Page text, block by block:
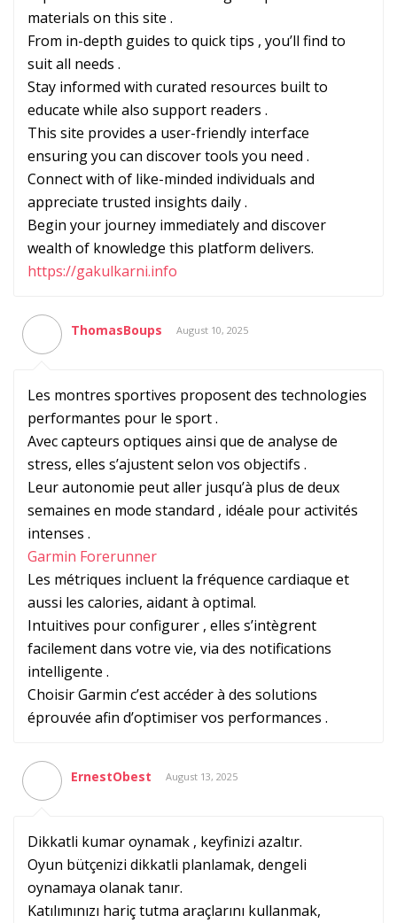
materials on this site .
From in-depth guides to quick tips , you’ll find to
suit all needs .
Stay informed with curated resources built to
educate while also support readers .
This site provides a user-friendly interface
ensuring you can discover tools you need .
Connect with of like-minded individuals and
appreciate trusted insights daily .
Begin your journey immediately and discover
wealth of knowledge this platform delivers.
https://gakulkarni.info
ThomasBoups August 10, 2025
Les montres sportives proposent des technologies
performantes pour le sport .
Avec capteurs optiques ainsi que de analyse de
stress, elles s’ajustent selon vos objectifs .
Leur autonomie peut aller jusqu’à plus de deux
semaines en mode standard , idéale pour activités
intenses .
Garmin Forerunner
Les métriques incluent la fréquence cardiaque et
aussi les calories, aidant à optimal.
Intuitives pour configurer , elles s’intègrent
facilement dans votre vie, via des notifications
intelligente .
Choisir Garmin c’est accéder à des solutions
éprouvée afin d’optimiser vos performances .
ErnestObest August 13, 2025
Dikkatli kumar oynamak , keyfinizi azaltır.
Oyun bütçenizi dikkatli planlamak, dengeli
oynamaya olanak tanır.
Katılımınızı hariç tutma araçlarını kullanmak,